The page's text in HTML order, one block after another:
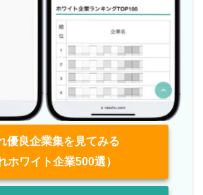
優良企業集を見てみる
ホワイト企業500選）